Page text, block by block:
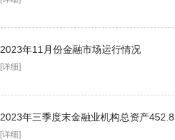
2023年11月份金融市场运行情况
[详细]
2023年三季度末金融业机构总资产
[详细]